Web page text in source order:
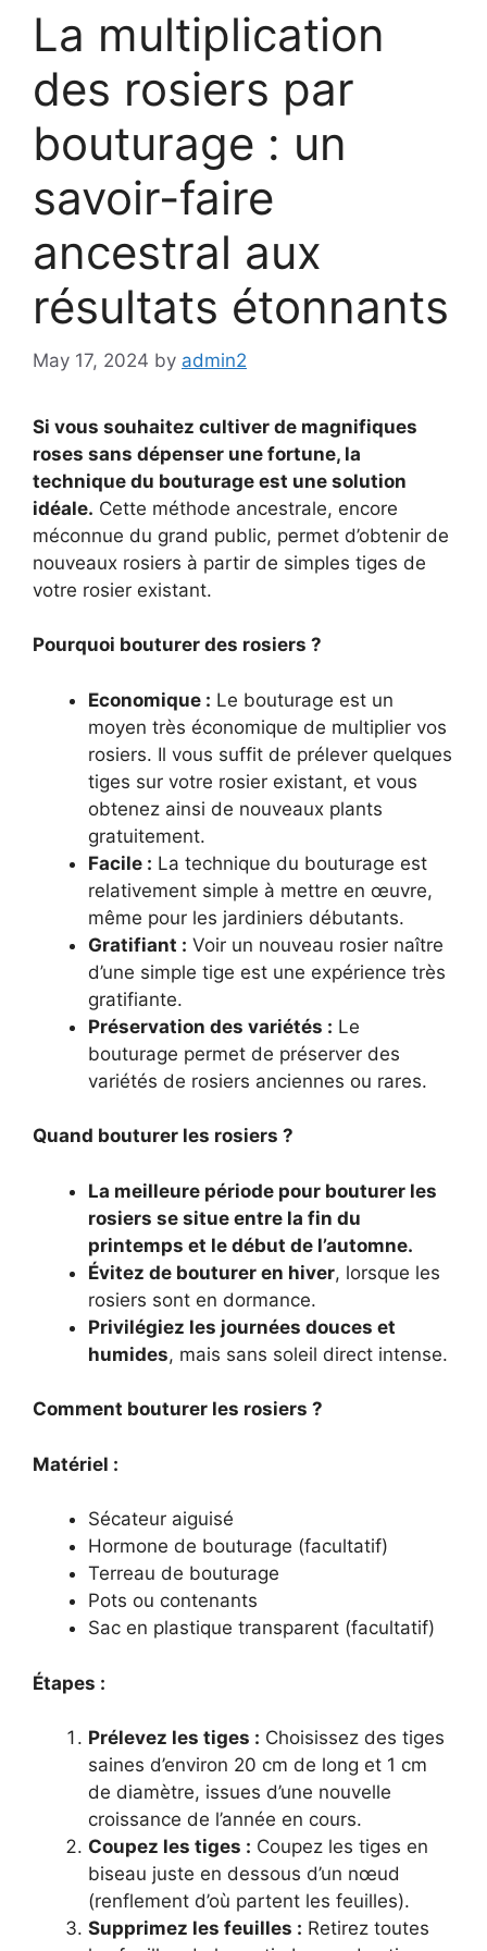
La multiplication
des rosiers par
bouturage : un
savoir-faire
ancestral aux
résultats étonnants
May 17, 2024 by admin2
Si vous souhaitez cultiver de magnifiques
roses sans dépenser une fortune, la
technique du bouturage est une solution
idéale. Cette méthode ancestrale, encore
méconnue du grand public, permet d’obtenir de
nouveaux rosiers à partir de simples tiges de
votre rosier existant.
Pourquoi bouturer des rosiers ?
Economique : Le bouturage est un
moyen très économique de multiplier vos
rosiers. Il vous suffit de prélever quelques
tiges sur votre rosier existant, et vous
obtenez ainsi de nouveaux plants
gratuitement.
Facile : La technique du bouturage est
relativement simple à mettre en œuvre,
même pour les jardiniers débutants.
Gratifiant : Voir un nouveau rosier naître
d’une simple tige est une expérience très
gratifiante.
Préservation des variétés : Le
bouturage permet de préserver des
variétés de rosiers anciennes ou rares.
Quand bouturer les rosiers ?
La meilleure période pour bouturer les
rosiers se situe entre la fin du
printemps et le début de l’automne.
Évitez de bouturer en hiver, lorsque les
rosiers sont en dormance.
Privilégiez les journées douces et
humides, mais sans soleil direct intense.
Comment bouturer les rosiers ?
Matériel :
Sécateur aiguisé
Hormone de bouturage (facultatif)
Terreau de bouturage
Pots ou contenants
Sac en plastique transparent (facultatif)
Étapes :
Prélevez les tiges : Choisissez des tiges
saines d’environ 20 cm de long et 1 cm
de diamètre, issues d’une nouvelle
croissance de l’année en cours.
Coupez les tiges : Coupez les tiges en
biseau juste en dessous d’un nœud
(renflement d’où partent les feuilles).
Supprimez les feuilles : Retirez toutes